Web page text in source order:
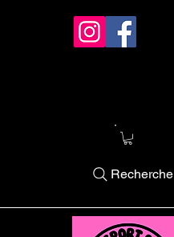
Recherche